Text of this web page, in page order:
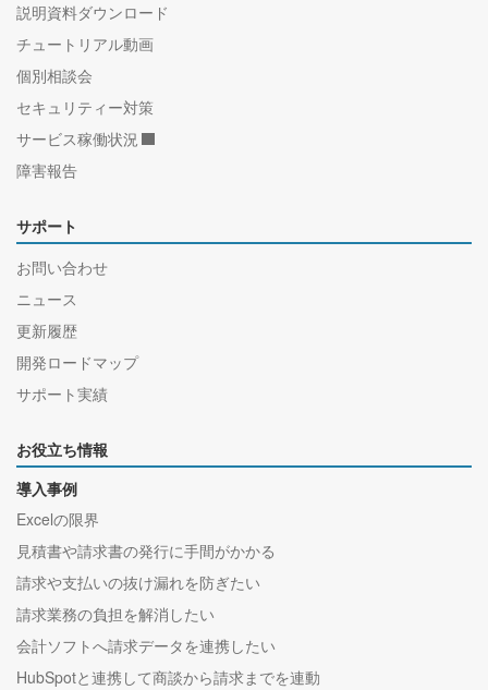
説明資料ダウンロード
チュートリアル動画
個別相談会
セキュリティー対策
サービス稼働状況
障害報告
サポート
お問い合わせ
ニュース
更新履歴
開発ロードマップ
サポート実績
お役立ち情報
導入事例
Excelの限界
見積書や請求書の発行に手間がかかる
請求や支払いの抜け漏れを防ぎたい
請求業務の負担を解消したい
会計ソフトへ請求データを連携したい
HubSpotと連携して商談から請求までを連動